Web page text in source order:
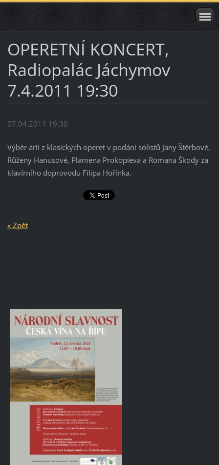
OPERETNÍ KONCERT,
Radiopalác Jáchymov
7.4.2011 19:30
07.04.2011 19:30
Výběr árií z klasických operet v podání sólistů Jany Štěrbové,
Růženy Hanusové, Plamena Prokopieva a Romana Škody za
klavírního doprovodu Filipa Hořínka.
« Zpět